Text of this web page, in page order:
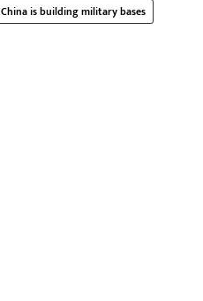
China is building military bases